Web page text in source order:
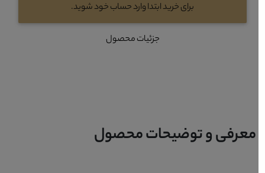
برای خرید ابتدا وارد حساب خود شوید.
جزئیات محصول
معرفی و توضیحات محصول